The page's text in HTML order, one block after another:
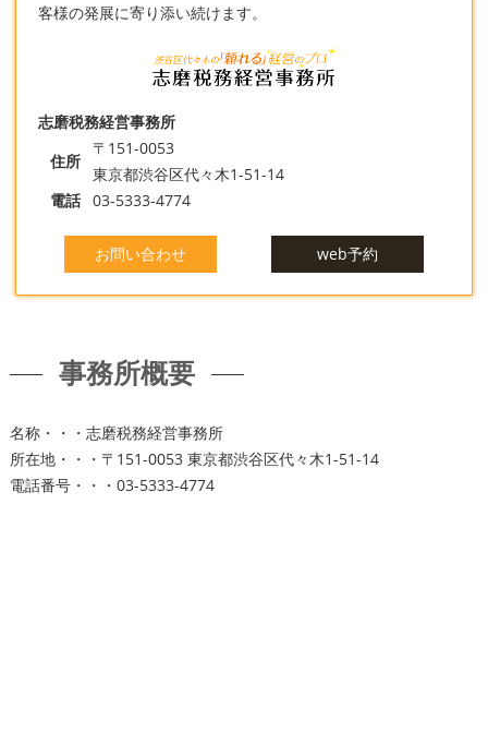
客様の発展に寄り添い続けます。
志磨税務経営事務所
住所
〒151-0053
東京都渋谷区代々木1-51-14
電話 03-5333-4774
お問い合わせ web予約
事務所概要
名称・・・志磨税務経営事務所
所在地・・・〒151-0053 東京都渋谷区代々木1-51-14
電話番号・・・03-5333-4774